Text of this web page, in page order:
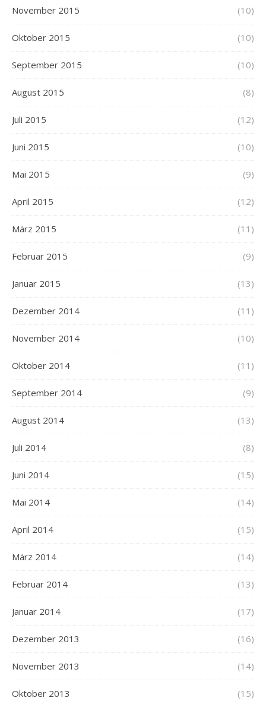
November 2015 (10)
Oktober 2015 (10)
September 2015 (10)
August 2015 (8)
Juli 2015 (12)
Juni 2015 (10)
Mai 2015 (9)
April 2015 (12)
März 2015 (11)
Februar 2015 (9)
Januar 2015 (13)
Dezember 2014 (11)
November 2014 (10)
Oktober 2014 (11)
September 2014 (9)
August 2014 (13)
Juli 2014 (8)
Juni 2014 (15)
Mai 2014 (14)
April 2014 (15)
März 2014 (14)
Februar 2014 (13)
Januar 2014 (17)
Dezember 2013 (16)
November 2013 (14)
Oktober 2013 (15)